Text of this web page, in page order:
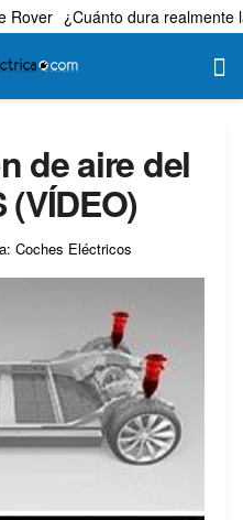
Rover ¿Cuánto dura realmente
de aire del
Coches Eléctricos